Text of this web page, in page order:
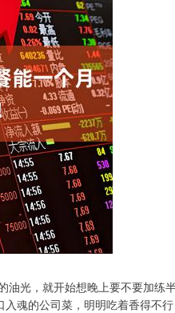
油光，就开始想晚上要不要加练
魂的公司菜，明明吃着香得不行
14311.01 200.89